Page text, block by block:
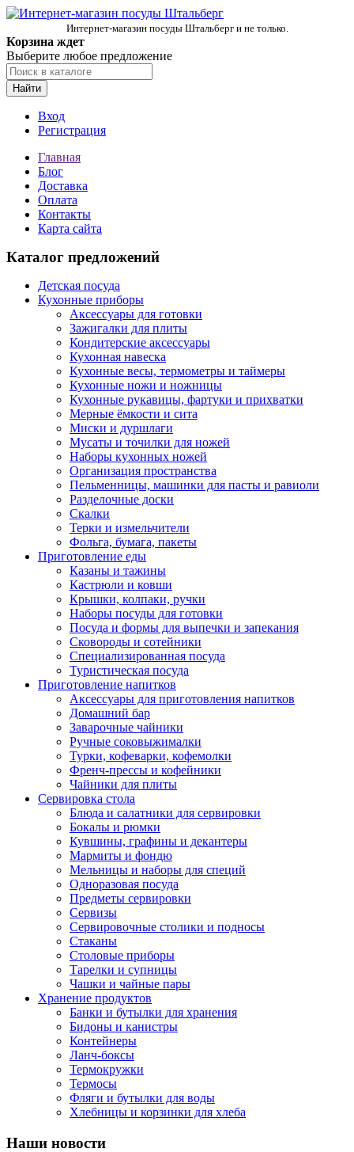
Интернет-магазин посуды Штальберг и не только.
Корзина ждет
Выберите любое предложение
Найти
Вход
Регистрация
Главная
Блог
Доставка
Оплата
Контакты
Карта сайта
Каталог предложений
Детская посуда
Кухонные приборы
Аксессуары для готовки
Зажигалки для плиты
Кондитерские аксессуары
Кухонная навеска
Кухонные весы, термометры и таймеры
Кухонные ножи и ножницы
Кухонные рукавицы, фартуки и прихватки
Мерные ёмкости и сита
Миски и дуршлаги
Мусаты и точилки для ножей
Наборы кухонных ножей
Организация пространства
Пельменницы, машинки для пасты и равиоли
Разделочные доски
Скалки
Терки и измельчители
Фольга, бумага, пакеты
Приготовление еды
Казаны и тажины
Кастрюли и ковши
Крышки, колпаки, ручки
Наборы посуды для готовки
Посуда и формы для выпечки и запекания
Сковороды и сотейники
Специализированная посуда
Туристическая посуда
Приготовление напитков
Аксессуары для приготовления напитков
Домашний бар
Заварочные чайники
Ручные соковыжималки
Турки, кофеварки, кофемолки
Френч-прессы и кофейники
Чайники для плиты
Сервировка стола
Блюда и салатники для сервировки
Бокалы и рюмки
Кувшины, графины и декантеры
Мармиты и фондю
Мельницы и наборы для специй
Одноразовая посуда
Предметы сервировки
Сервизы
Сервировочные столики и подносы
Стаканы
Столовые приборы
Тарелки и супницы
Чашки и чайные пары
Хранение продуктов
Банки и бутылки для хранения
Бидоны и канистры
Контейнеры
Ланч-боксы
Термокружки
Термосы
Фляги и бутылки для воды
Хлебницы и корзинки для хлеба
Наши новости